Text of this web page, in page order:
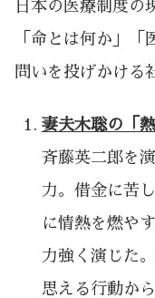
日本の医療制度の
「命とは何か」
問いを投げかける
妻夫木聡の「
斉藤英二郎を
力。借金に苦
に情熱を燃や
力強く演じた
思える行動か